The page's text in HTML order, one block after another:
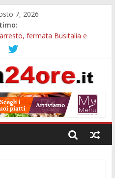
7, 2026
fermata Busitalia e
arresto a
650mila euro per Comuni e
più controlli su strade, stazioni
200 euro per l’abbonamento